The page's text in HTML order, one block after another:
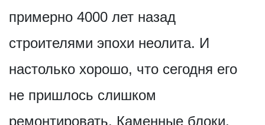
примерно 4000 лет назад
строителями эпохи неолита. И
настолько хорошо, что сегодня его
не пришлось слишком
ремонтировать. Каменные блоки,